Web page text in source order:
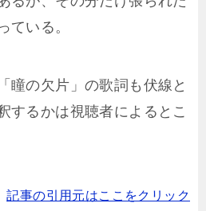
ている。
瞳の欠片」の歌詞も伏線と
するかは視聴者によるとこ
記事の引用元はここをクリック